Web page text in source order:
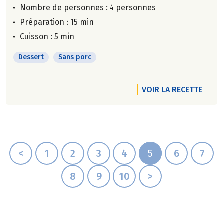
Nombre de personnes : 4 personnes
Préparation : 15 min
Cuisson : 5 min
Dessert Sans porc
VOIR LA RECETTE
< 1 2 3 4 5 6
7
8
9 10 >